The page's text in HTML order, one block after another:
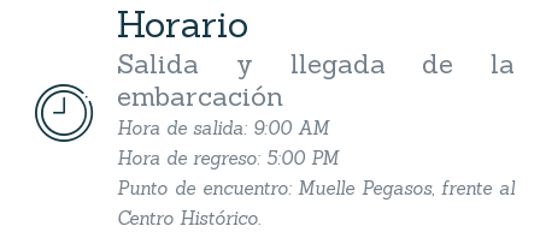


Horario
Salida y llegada de la
embarcación
Hora de salida: 9:00 AM
Hora de regreso: 5:00 PM
Punto de encuentro: Muelle Pegasos, frente al
Centro Histórico.